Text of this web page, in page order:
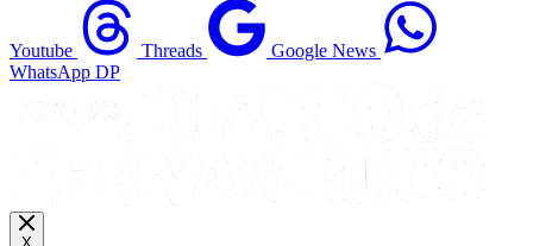
Youtube Threads
Google News
WhatsApp DP